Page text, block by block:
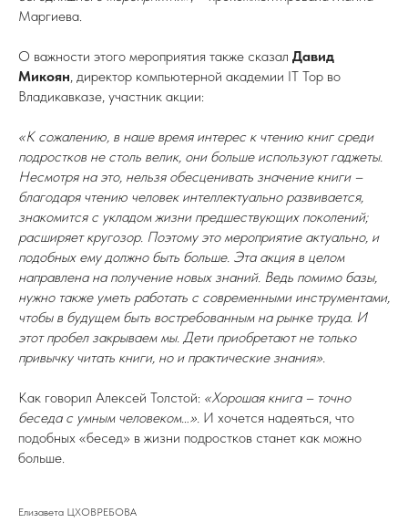
Маргиева.
О важности этого мероприятия также сказал Давид
Микоян, директор компьютерной академии IT Top во
Владикавказе, участник акции:
«К сожалению, в наше время интерес к чтению книг среди
подростков не столь велик, они больше используют гаджеты.
Несмотря на это, нельзя обесценивать значение книги –
благодаря чтению человек интеллектуально развивается,
знакомится с укладом жизни предшествующих поколений;
расширяет кругозор. Поэтому это мероприятие актуально, и
подобных ему должно быть больше. Эта акция в целом
направлена на получение новых знаний. Ведь помимо базы,
нужно также уметь работать с современными инструментами,
чтобы в будущем быть востребованным на рынке труда. И
этот пробел закрываем мы. Дети приобретают не только
привычку читать книги, но и практические знания».
Как говорил Алексей Толстой: «Хорошая книга – точно
беседа с умным человеком…». И хочется надеяться, что
подобных «бесед» в жизни подростков станет как можно
больше.
Елизавета ЦХОВРЕБОВА